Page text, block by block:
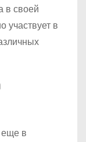
в своей
участвует в
еще в